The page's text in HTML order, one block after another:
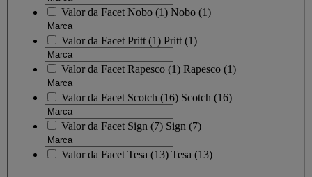
Valor da Facet Nobo (1) Nobo (1)
Valor da Facet Pritt (1) Pritt (1)
Valor da Facet Rapesco (1) Rapesco (1)
Valor da Facet Scotch (16) Scotch (16)
Valor da Facet Sign (7) Sign (7)
Valor da Facet Tesa (13) Tesa (13)